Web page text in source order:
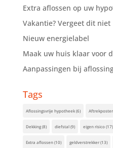
Extra aflossen op uw
Vakantie? Vergeet dit niet
Nieuw energielabel
Maak uw huis klaar voor
Aanpassingen bij
Tags
Aflossingsvrije hypotheek(6)
Dekking(8) diefstal(9) eigen risico(17)
Extra aflossen(10) geldverstrekker(13)